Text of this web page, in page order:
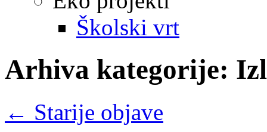
Školski vrt
Arhiva kategorije:
← Starije objave